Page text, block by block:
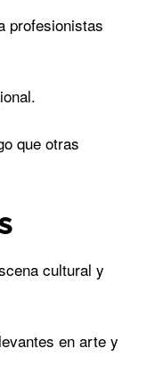
profesionistas
que otras
cultural y
en arte y